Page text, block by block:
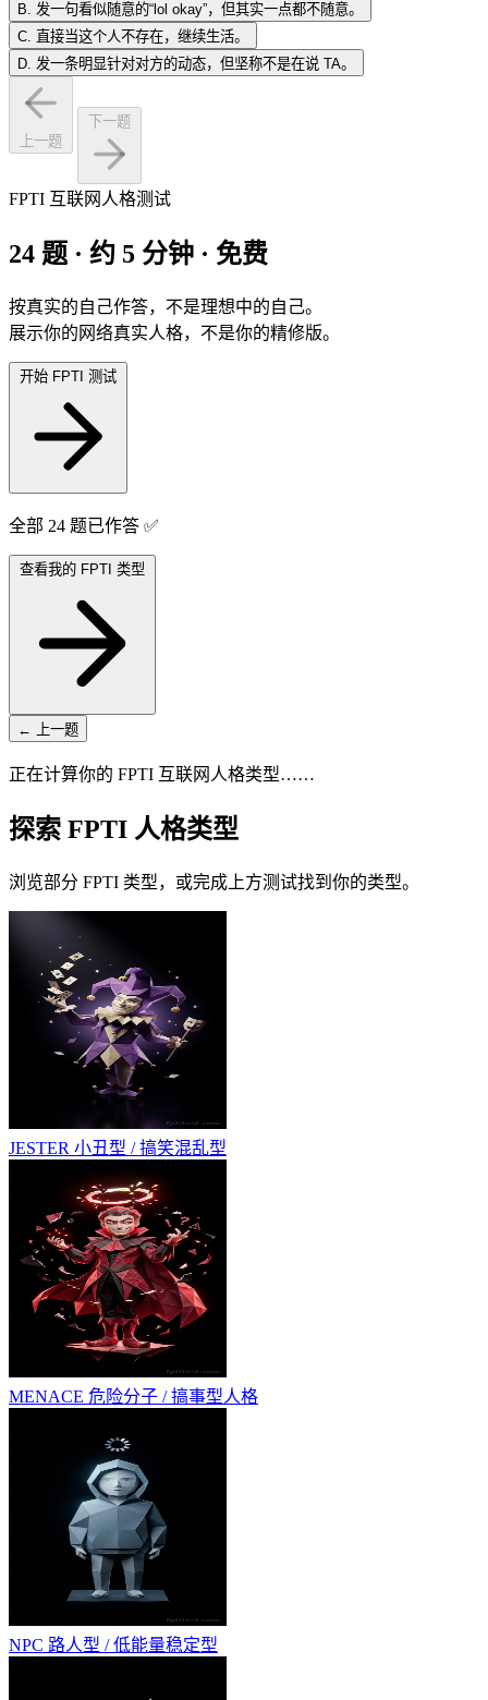
B. 发一句看似随意的“lol okay”，但其实一点都不随意。
C. 直接当这个人不存在，继续生活。
D. 发一条明显针对对方的动态，但坚称不是在说 TA。
上一题
FPTI 互联网人格测试
24 题 · 约 5 分钟 · 免费
按真实的自己作答，不是理想中的自己。
展示你的网络真实人格，不是你的精修版。
全部 24 题已作答 ✅
← 上一题
正在计算你的 FPTI 互联网人格类型……
探索 FPTI 人格类型
浏览部分 FPTI 类型，或完成上方测试找到你的类型。
JESTER 小丑型 / 搞笑混乱型
MENACE 危险分子 / 搞事型人格
NPC 路人型 / 低能量稳定型